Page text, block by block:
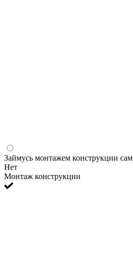
Займусь монтажем конструкции сам
Нет
Монтаж конструкции